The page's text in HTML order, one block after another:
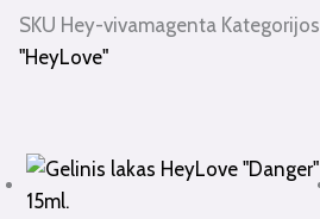
Magenta"
15ml.
SKU Hey-vivamagenta Kategorijos
"HeyLove"